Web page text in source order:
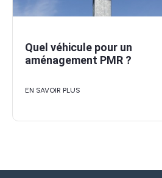
Quel véhicule pour un
aménagement PMR ?
EN SAVOIR PLUS